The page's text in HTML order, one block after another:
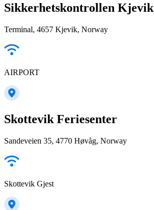
Sikkerhetskontrollen Kjevik
Terminal, 4657 Kjevik, Norway
AIRPORT
Skottevik Feriesenter
Sandeveien 35, 4770 Høvåg, Norway
Skottevik Gjest